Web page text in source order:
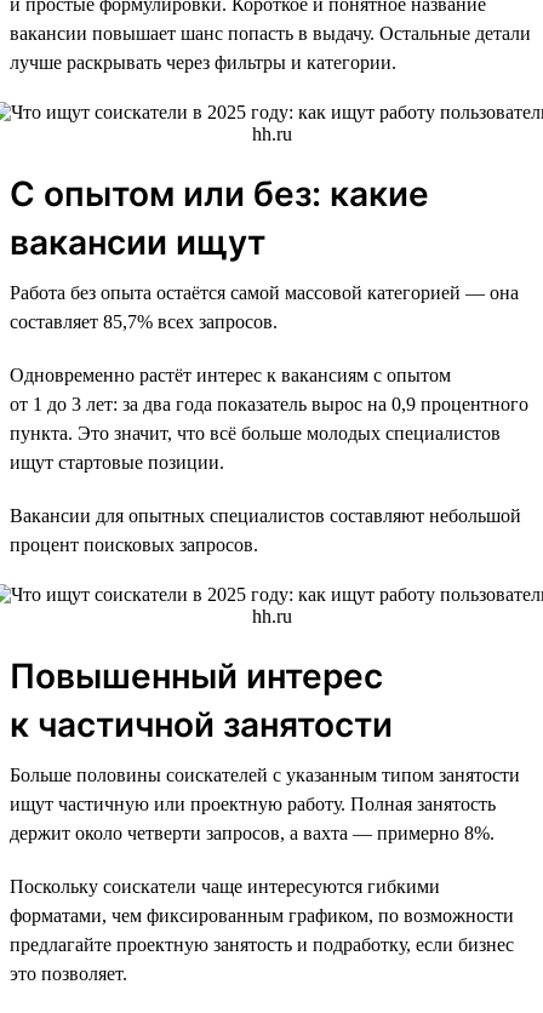
вакансии повышает шанс попасть в выдачу. Остальные детали
лучше раскрывать через фильтры и категории.
С опытом или без: какие
вакансии ищут
Работа без опыта остаётся самой массовой категорией — она
составляет 85,7% всех запросов.
Одновременно растёт интерес к вакансиям с опытом
от 1 до 3 лет: за два года показатель вырос на 0,9 процентного
пункта. Это значит, что всё больше молодых специалистов
ищут стартовые позиции.
Вакансии для опытных специалистов составляют небольшой
процент поисковых запросов.
Повышенный интерес
к частичной занятости
Больше половины соискателей с указанным типом занятости
ищут частичную или проектную работу. Полная занятость
держит около четверти запросов, а вахта — примерно 8%.
Поскольку соискатели чаще интересуются гибкими
форматами, чем фиксированным графиком, по возможности
предлагайте проектную занятость и подработку, если бизнес
это позволяет.